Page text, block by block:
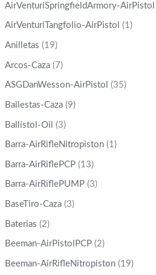
AirVenturiSpringfieldArmory-AirPistol
AirVenturiTangfolio-AirPistol (1)
Anilletas (19)
Arcos-Caza (7)
ASGDanWesson-AirPistol (35)
Ballestas-Caza (9)
Ballistol-Oil (3)
Barra-AirRifleNitropiston (1)
Barra-AirRiflePCP (13)
Barra-AirRiflePUMP (3)
BaseTiro-Caza (3)
Baterias (2)
Beeman-AirPistolPCP (2)
Beeman-AirRifleNitropiston (19)